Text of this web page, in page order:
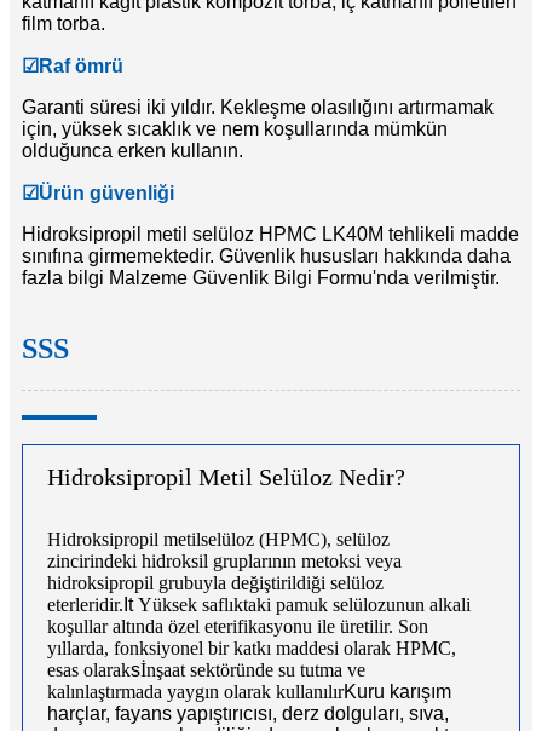
film torba.
☑ Raf ömrü
Garanti süresi iki yıldır. Kekleşme olasılığını artırmamak
için, yüksek sıcaklık ve nem koşullarında mümkün
olduğunca erken kullanın.
☑Ürün güvenliği
Hidroksipropil metil selüloz HPMC LK40M tehlikeli madde
sınıfına girmemektedir. Güvenlik hususları hakkında daha
fazla bilgi Malzeme Güvenlik Bilgi Formu'nda verilmiştir.
SSS
Hidroksipropil Metil Selüloz Nedir?
Hidroksipropil metilselüloz (HPMC), selüloz
zincirindeki hidroksil gruplarının metoksi veya
hidroksipropil grubuyla değiştirildiği selüloz
eterleridir. ItYüksek saflıktaki pamuk selülozunun alkali
koşullar altında özel eterifikasyonu ile üretilir. Son
yıllarda, fonksiyonel bir katkı maddesi olarak HPMC,
esas olaraksİnşaat sektöründe su tutma ve
kalınlaştırmada yaygın olarak kullanılırKuru karışım
harçlar, fayans yapıştırıcısı, derz dolguları, sıva,